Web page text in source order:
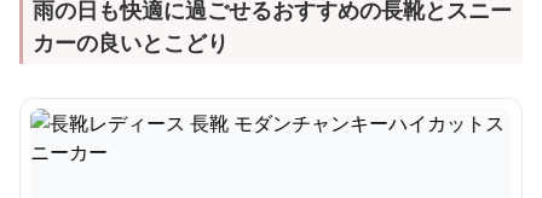
雨の日も快適に過ごせるおすすめの長靴とスニー
カーの良いとこどり